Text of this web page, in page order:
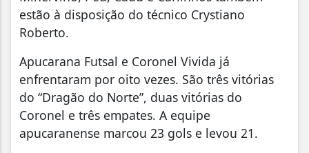
estão à disposição do técnico Crystiano
Roberto.
Apucarana Futsal e Coronel Vivida já
enfrentaram por oito vezes. São três vitórias
do “Dragão do Norte”, duas vitórias do
Coronel e três empates. A equipe
apucaranense marcou 23 gols e levou 21.